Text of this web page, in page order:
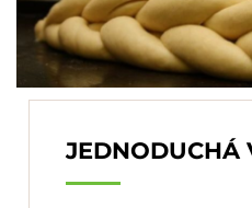
JEDNODUCHÁ